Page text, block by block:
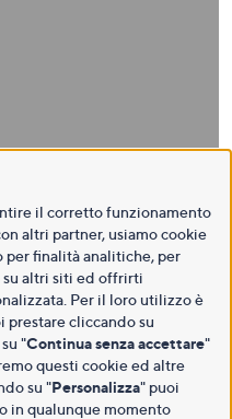
il corretto funzionamento
altri partner, usiamo cookie
finalità analitiche, per
altri siti ed offrirti
Per il loro utilizzo è
prestare cliccando su
"Continua senza accettare"
questi cookie ed altre
su "Personalizza" puoi
in qualunque momento